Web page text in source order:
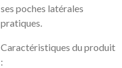
ses poches latérales
pratiques.
Caractéristiques du produit
: